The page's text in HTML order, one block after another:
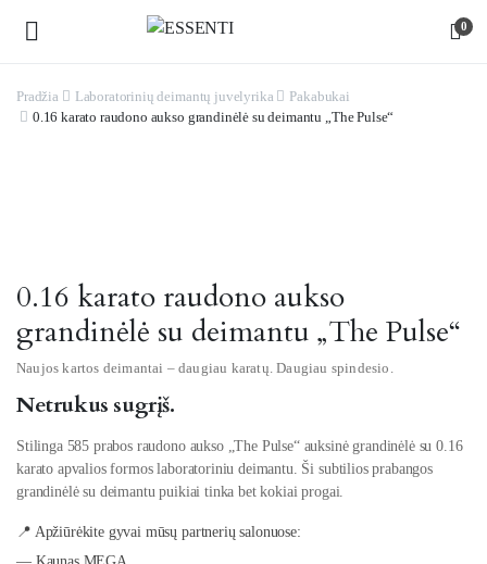
0
Pradžia Laboratorinių deimantų juvelyrika
Pakabukai
0.16 karato raudono aukso grandinėlė su deimantu „The Pulse“
0.16 karato raudono aukso
grandinėlė su deimantu „The Pulse“
Naujos kartos deimantai – daugiau karatų. Daugiau spindesio.
Netrukus sugrįš.
Stilinga 585 prabos raudono aukso „The Pulse“ auksinė grandinėlė su 0.16
karato apvalios formos laboratoriniu deimantu. Ši subtilios prabangos
grandinėlė su deimantu puikiai tinka bet kokiai progai.
📍 Apžiūrėkite gyvai mūsų partnerių salonuose: